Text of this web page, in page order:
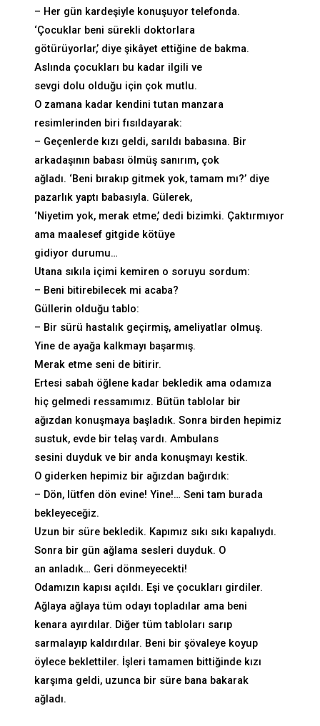
– Her gün kardeşiyle konuşuyor telefonda.
‘Çocuklar beni sürekli doktorlara
götürüyorlar,’ diye şikâyet ettiğine de bakma.
Aslında çocukları bu kadar ilgili ve
sevgi dolu olduğu için çok mutlu.
O zamana kadar kendini tutan manzara
resimlerinden biri fısıldayarak:
– Geçenlerde kızı geldi, sarıldı babasına. Bir
arkadaşının babası ölmüş sanırım, çok
ağladı. ‘Beni bırakıp gitmek yok, tamam mı?’ diye
pazarlık yaptı babasıyla. Gülerek,
‘Niyetim yok, merak etme,’ dedi bizimki. Çaktırmıyor
ama maalesef gitgide kötüye
gidiyor durumu…
Utana sıkıla içimi kemiren o soruyu sordum:
– Beni bitirebilecek mi acaba?
Güllerin olduğu tablo:
– Bir sürü hastalık geçirmiş, ameliyatlar olmuş.
Yine de ayağa kalkmayı başarmış.
Merak etme seni de bitirir.
Ertesi sabah öğlene kadar bekledik ama odamıza
hiç gelmedi ressamımız. Bütün tablolar bir
ağızdan konuşmaya başladık. Sonra birden hepimiz
sustuk, evde bir telaş vardı. Ambulans
sesini duyduk ve bir anda konuşmayı kestik.
O giderken hepimiz bir ağızdan bağırdık:
– Dön, lütfen dön evine! Yine!… Seni tam burada
bekleyeceğiz.
Uzun bir süre bekledik. Kapımız sıkı sıkı kapalıydı.
Sonra bir gün ağlama sesleri duyduk. O
an anladık… Geri dönmeyecekti!
Odamızın kapısı açıldı. Eşi ve çocukları girdiler.
Ağlaya ağlaya tüm odayı topladılar ama beni
kenara ayırdılar. Diğer tüm tabloları sarıp
sarmalayıp kaldırdılar. Beni bir şövaleye koyup
öylece beklettiler. İşleri tamamen bittiğinde kızı
karşıma geldi, uzunca bir süre bana bakarak
ağladı.